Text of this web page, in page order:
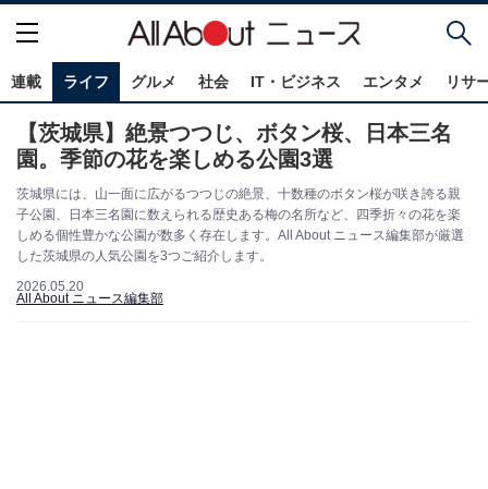
連載 ライフ グルメ 社会 IT・ビジネス エンタメ リサ
【茨城県】絶景つつじ、ボタン桜、日本三名
園。季節の花を楽しめる公園3選
茨城県には、山一面に広がるつつじの絶景、十数種のボタン桜が咲き誇る親
子公園、日本三名園に数えられる歴史ある梅の名所など、四季折々の花を楽
しめる個性豊かな公園が数多く存在します。All About ニュース編集部が厳選
した茨城県の人気公園を3つご紹介します。
2026.05.20
All About ニュース編集部